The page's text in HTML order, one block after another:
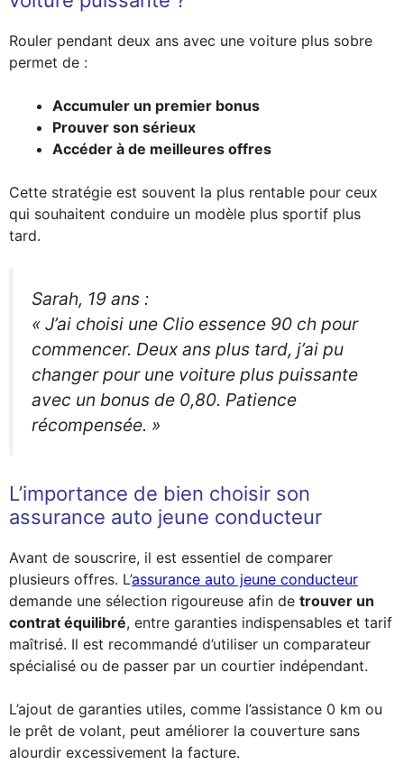
Rouler pendant deux ans avec une voiture plus sobre
permet de :
Accumuler un premier bonus
Prouver son sérieux
Accéder à de meilleures offres
Cette stratégie est souvent la plus rentable pour ceux
qui souhaitent conduire un modèle plus sportif plus
tard.
Sarah, 19 ans :
« J’ai choisi une Clio essence 90 ch pour
commencer. Deux ans plus tard, j’ai pu
changer pour une voiture plus puissante
avec un bonus de 0,80. Patience
récompensée. »
L’importance de bien choisir son
assurance auto jeune conducteur
Avant de souscrire, il est essentiel de comparer
plusieurs offres. L’assurance auto jeune conducteur
demande une sélection rigoureuse afin de trouver un
contrat équilibré, entre garanties indispensables et tarif
maîtrisé. Il est recommandé d’utiliser un comparateur
spécialisé ou de passer par un courtier indépendant.
L’ajout de garanties utiles, comme l’assistance 0 km ou
le prêt de volant, peut améliorer la couverture sans
alourdir excessivement la facture.